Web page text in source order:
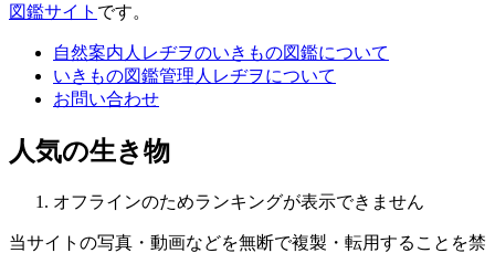
図鑑サイト です。
自然案内人レヂヲのいきもの図鑑について
いきもの図鑑管理人レヂヲについて
お問い合わせ
人気の生き物
オフラインのためランキングが表示できません
当サイトの写真・動画などを無断で複製・転用することを禁